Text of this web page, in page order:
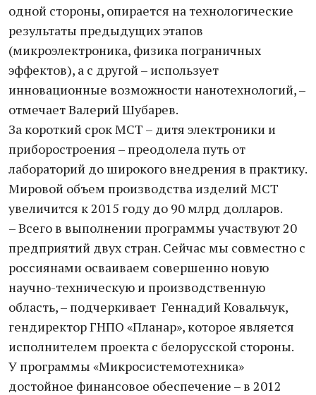
одной стороны, опирается на технологические
результаты предыдущих этапов
(микроэлектроника, физика пограничных
эффектов), а с другой – использует
инновационные возможности нанотехнологий, –
отмечает Валерий Шубарев.
За короткий срок МСТ – дитя электроники и
приборостроения – преодолела путь от
лабораторий до широкого внедрения в практику.
Мировой объем производства изделий МСТ
увеличится к 2015 году до 90 млрд долларов.
– Всего в выполнении программы участвуют 20
предприятий двух стран. Сейчас мы совместно с
россиянами осваиваем совершенно новую
научно-техническую и производственную
область, – подчеркивает Геннадий Ковальчук,
гендиректор ГНПО «Планар», которое является
исполнителем проекта с белорусской стороны.
У программы «Микросистемотехника»
достойное финансовое обеспечение – в 2012